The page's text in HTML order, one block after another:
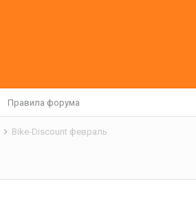
Правила форума
Bike-Discount февраль